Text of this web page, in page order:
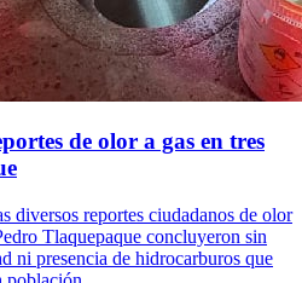
de olor a gas en tres
diversos reportes ciudadanos de olor
Tlaquepaque concluyeron sin
ni presencia de hidrocarburos que